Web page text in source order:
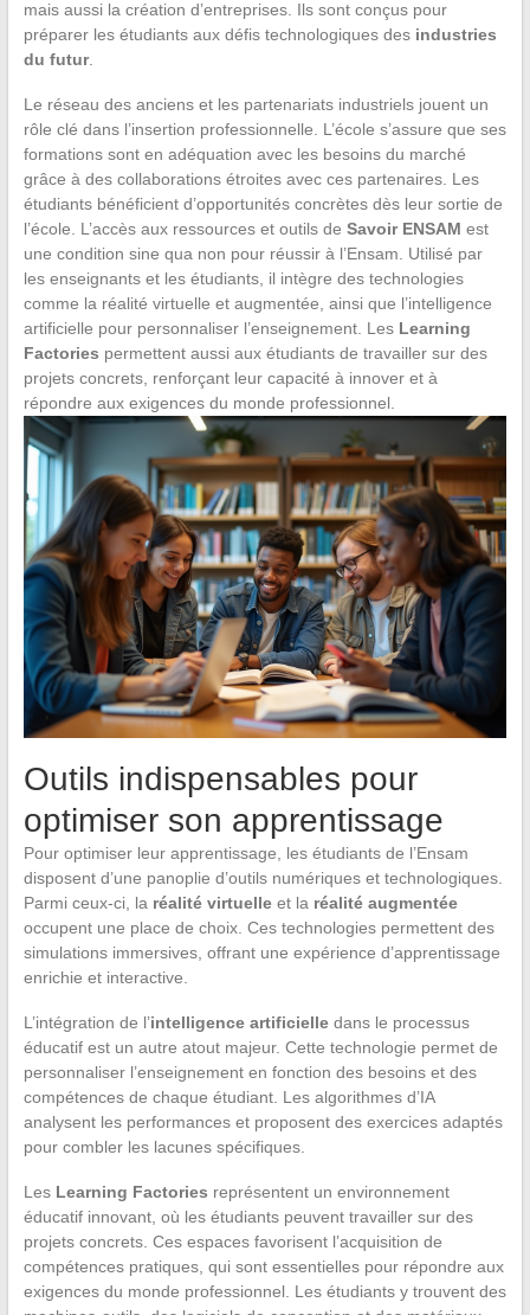
mais aussi la création d’entreprises. Ils sont conçus pour
préparer les étudiants aux défis technologiques des industries
du futur.
Le réseau des anciens et les partenariats industriels jouent un
rôle clé dans l’insertion professionnelle. L’école s’assure que ses
formations sont en adéquation avec les besoins du marché
grâce à des collaborations étroites avec ces partenaires. Les
étudiants bénéficient d’opportunités concrètes dès leur sortie de
l’école. L’accès aux ressources et outils de Savoir ENSAM est
une condition sine qua non pour réussir à l’Ensam. Utilisé par
les enseignants et les étudiants, il intègre des technologies
comme la réalité virtuelle et augmentée, ainsi que l’intelligence
artificielle pour personnaliser l’enseignement. Les Learning
Factories permettent aussi aux étudiants de travailler sur des
projets concrets, renforçant leur capacité à innover et à
répondre aux exigences du monde professionnel.
Outils indispensables pour
optimiser son apprentissage
Pour optimiser leur apprentissage, les étudiants de l’Ensam
disposent d’une panoplie d’outils numériques et technologiques.
Parmi ceux-ci, la réalité virtuelleet la réalité augmentée
occupent une place de choix. Ces technologies permettent des
simulations immersives, offrant une expérience d’apprentissage
enrichie et interactive.
L’intégration de l’intelligence artificielledans le processus
éducatif est un autre atout majeur. Cette technologie permet de
personnaliser l’enseignement en fonction des besoins et des
compétences de chaque étudiant. Les algorithmes d’IA
analysent les performances et proposent des exercices adaptés
pour combler les lacunes spécifiques.
Les Learning Factories représentent un environnement
éducatif innovant, où les étudiants peuvent travailler sur des
projets concrets. Ces espaces favorisent l’acquisition de
compétences pratiques, qui sont essentielles pour répondre aux
exigences du monde professionnel. Les étudiants y trouvent des